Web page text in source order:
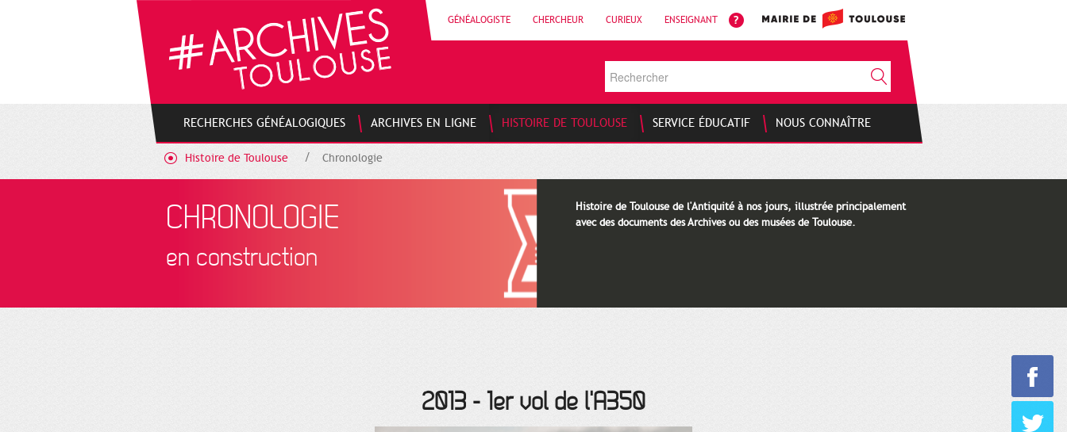
GÉNÉALOGISTE CHERCHEUR CURIEUX ENSEIGNANT
RECHERCHES GÉNÉALOGIQUES ARCHIVES EN LIGNE HISTOIRE DE TOULOUSE SERVICE ÉDUCATIF NOUS CONNAÎTRE
Histoire de Toulouse Chronologie
CHRONOLOGIE
en construction
Histoire de Toulouse de l'Antiquité à nos jours, illustrée principalement
avec des documents des Archives ou des musées de Toulouse.
2013 - 1er vol de l'A350
Cookies management panel